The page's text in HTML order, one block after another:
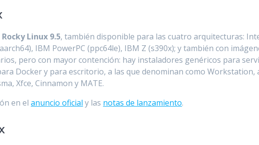
Rocky Linux 9.5, también disponible para las cuatro arquitecturas:
IBM PowerPC (ppc64le), IBM Z (s390x); y también con
pero con mayor contención: hay instaladores genéricos para
Docker y para escritorio, a las que denominan como Workstation,
Xfce, Cinnamon y MATE.
en elanuncio oficial y las notas de lanzamiento.